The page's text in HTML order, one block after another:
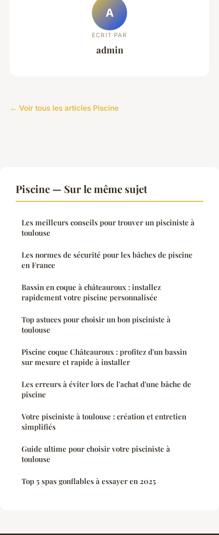
A
ECRIT PAR
admin
← Voir tous les articles Piscine
Piscine — Sur le même sujet
Les meilleurs conseils pour trouver un pisciniste à
toulouse
Les normes de sécurité pour les bâches de piscine
en France
Bassin en coque à châteauroux : installez
rapidement votre piscine personnalisée
Top astuces pour choisir un bon pisciniste à
toulouse
Piscine coque Châteauroux : profitez d'un bassin
sur mesure et rapide à installer
Les erreurs à éviter lors de l'achat d'une bâche de
piscine
Votre pisciniste à toulouse : création et entretien
simplifiés
Guide ultime pour choisir votre pisciniste à
toulouse
Top 5 spas gonflables à essayer en 2025